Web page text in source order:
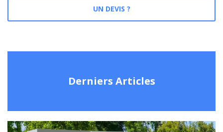
UN DEVIS ?
Derniers Articles